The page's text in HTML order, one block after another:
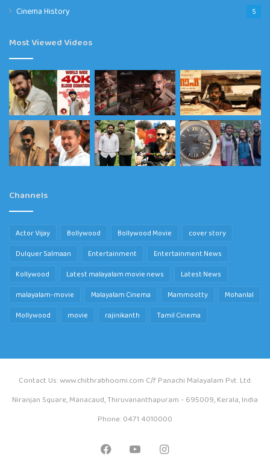
Cinema History 5
Most Viewed Videos
Channels
Actor Vijay Bollywood Bollywood Movie
cover story
Dulquer Salmaan
Entertainment
Entertainment News
Kollywood
Latest malayalam movie news
Latest News
malayalam-movie
Malayalam Cinema Mammootty
Mohanlal
Mollywood
movie rajinikanth Tamil Cinema
Contact Us: www.chithrabhoomi.com C/f Panachi Malayalam Pvt. Ltd.
Niranjan Square, Manacaud, Thiruvananthapuram - 695009, Kerala, India
Phone: 0471 4010000
FacebookYouTubeInstagram